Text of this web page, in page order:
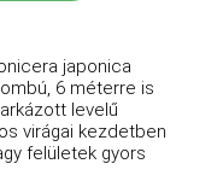
japonica
6 méterre is
levelű
virágai kezdetben
felületek gyors